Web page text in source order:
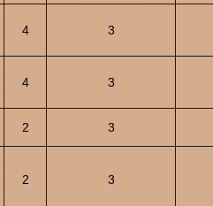
4 3
4 3
2 3
2 3